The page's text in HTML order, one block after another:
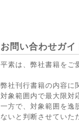
お問い合わせガイ
平素は、弊社書籍をご
弊社刊行書籍の内容に
対象範囲内で最大限対
一方で、対象範囲を逸
ないと判断させていた